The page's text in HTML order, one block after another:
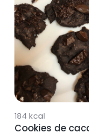
184 kcal
Cookies de